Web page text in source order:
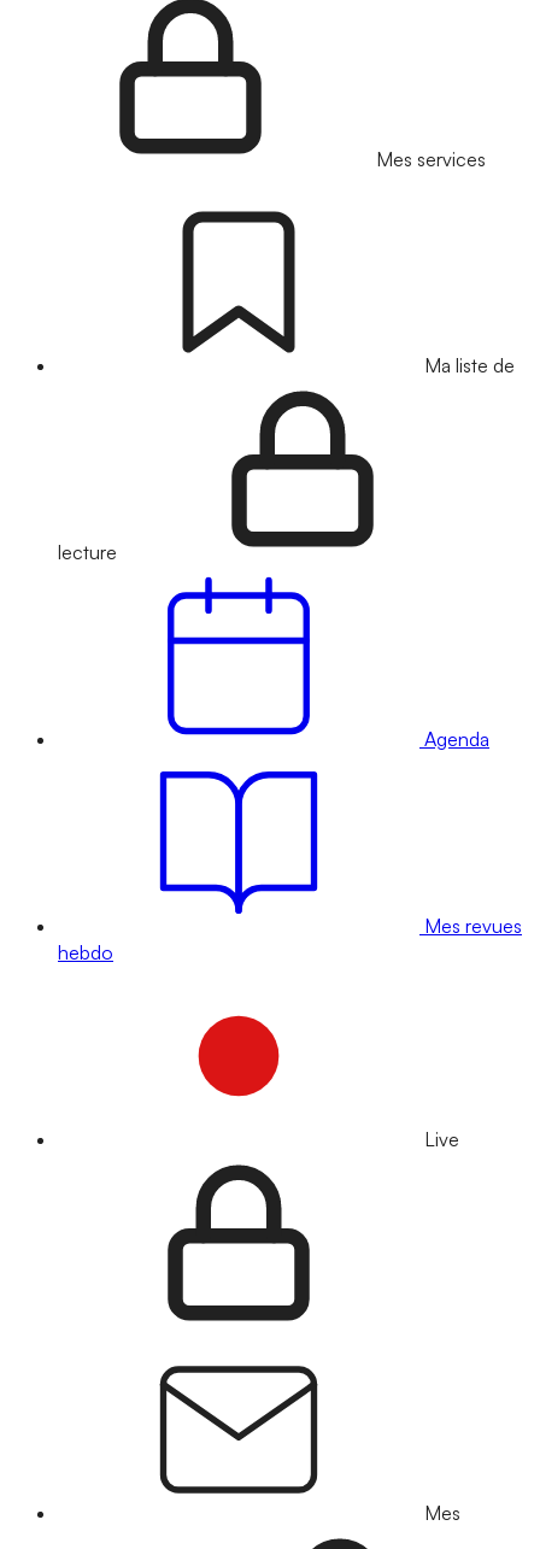
Mes services
Ma liste de
lecture
Agenda
Mes revues
hebdo
Live
Mes